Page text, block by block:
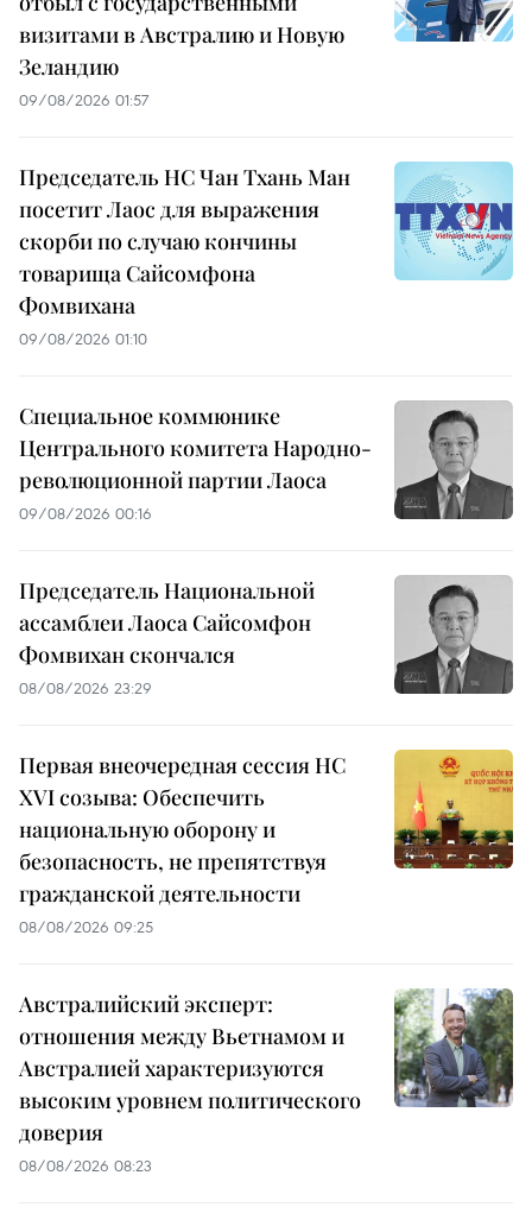
визитами в Австралию и Новую
Зеландию
09/08/2026 01:57
Председатель НС Чан Тхань Ман
посетит Лаос для выражения
скорби по случаю кончины
товарища Сайсомфона
Фомвихана
09/08/2026 01:10
Специальное коммюнике
Центрального комитета Народно-
революционной партии Лаоса
09/08/2026 00:16
Председатель Национальной
ассамблеи Лаоса Сайсомфон
Фомвихан скончался
08/08/2026 23:29
Первая внеочередная сессия НС
XVI созыва: Обеспечить
национальную оборону и
безопасность, не препятствуя
гражданской деятельности
08/08/2026 09:25
Австралийский эксперт:
отношения между Вьетнамом и
Австралией характеризуются
высоким уровнем политического
доверия
08/08/2026 08:23